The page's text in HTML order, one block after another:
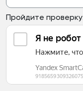
Пройдите